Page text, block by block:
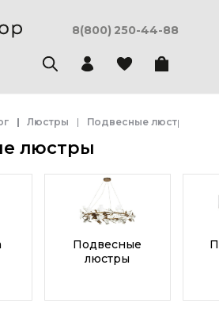
8(800) 250-44-88
Люстры Подвесные люстры
люстры
Подвесные
люстры